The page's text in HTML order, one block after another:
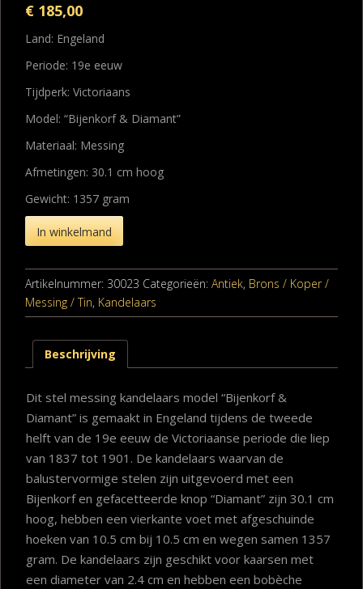
€ 185,00
Land: Engeland
Periode: 19e eeuw
Tijdperk: Victoriaans
Model: “Bijenkorf & Diamant”
Materiaal: Messing
Afmetingen: 30.1 cm hoog
Gewicht: 1357 gram
In winkelmand
Artikelnummer: 30023 Categorieën: Antiek, Brons / Koper /
Messing / Tin, Kandelaars
Beschrijving
Dit stel messing kandelaars model “Bijenkorf &
Diamant” is gemaakt in Engeland tijdens de tweede
helft van de 19e eeuw de Victoriaanse periode die liep
van 1837 tot 1901. De kandelaars waarvan de
balustervormige stelen zijn uitgevoerd met een
Bijenkorf en gefacetteerde knop “Diamant” zijn 30.1 cm
hoog, hebben een vierkante voet met afgeschuinde
hoeken van 10.5 cm bij 10.5 cm en wegen samen 1357
gram. De kandelaars zijn geschikt voor kaarsen met
een diameter van 2.4 cm en hebben een bobèche